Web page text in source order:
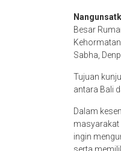
Besar
Sabha,
Tujuan
antara Bali
Dalam
masyarakat
ingin